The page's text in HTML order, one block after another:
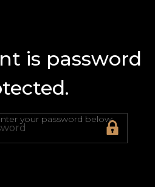
is password
your password below: